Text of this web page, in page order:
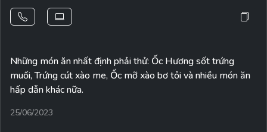
Những món ăn nhất định phải thử: Ốc Hương sốt trứng
muối, Trứng cút xào me, Ốc mỡ xào bơ tỏi và nhiều món ăn
hấp dẫn khác nữa.
25/06/2023